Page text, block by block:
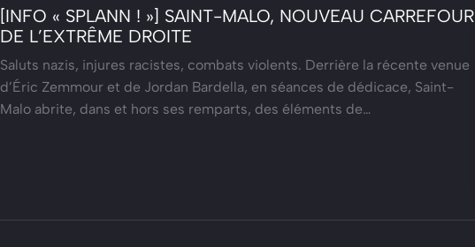
[INFO « SPLANN ! »] SAINT-MALO, NOUVEAU CARREFOUR
DE L’EXTRÊME DROITE
Saluts nazis, injures racistes, combats violents. Derrière la récente venue
d’Éric Zemmour et de Jordan Bardella, en séances de dédicace, Saint-
Malo abrite, dans et hors ses remparts, des éléments de…